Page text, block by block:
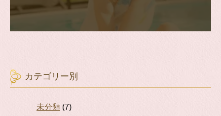
カテゴリー別
未分類 (7)